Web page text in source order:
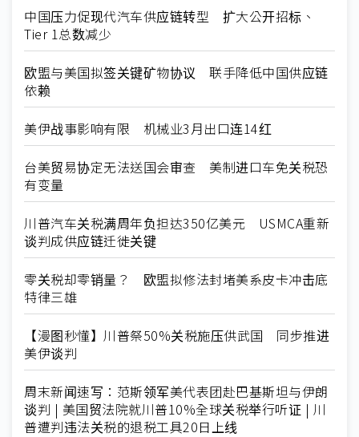
中国压力促现代汽车供应链转型 扩大公开招标、
Tier 1总数减少
欧盟与美国拟签关键矿物协议 联手降低中国供应链
依赖
美伊战事影响有限 机械业3月出口连14红
台美贸易协定无法送国会审查 美制进口车免关税恐
有变量
川普汽车关税满周年负担达350亿美元 USMCA重新
谈判成供应链迁徙关键
零关税却零销量？ 欧盟拟修法封堵美系皮卡冲击底
特律三雄
【漫图秒懂】川普祭50%关税施压供武国 同步推进
美伊谈判
周末新闻速写：范斯领军美代表团赴巴基斯坦与伊朗
谈判 | 美国贸法院就川普10%全球关税举行听证 | 川
普遭判违法关税的退税工具20日上线